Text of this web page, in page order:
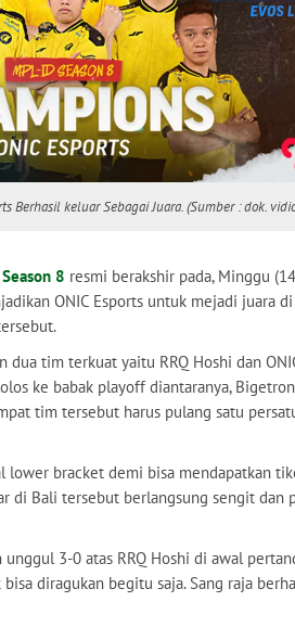
Berhasil keluar Sebagai Juara. (Sumber : dok.
8 resmi berakshir pada, Minggu
ONIC Esports untuk mejadi juara
dua tim terkuat yaitu RRQ Hoshi dan
ke babak playoff diantaranya,
tim tersebut harus pulang satu
lower bracket demi bisa mendapatkan
di Bali tersebut berlangsung sengit dan
3-0 atas RRQ Hoshi di awal
diragukan begitu saja. Sang raja